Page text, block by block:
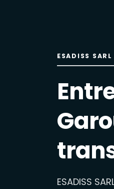
Maintenance
Maintenance préventive,
Marketing
Gestion des réseaux
Formations
Formations en présentiel à
ESADISS
ESADISS